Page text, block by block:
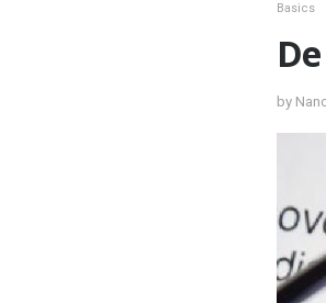
Basics
by